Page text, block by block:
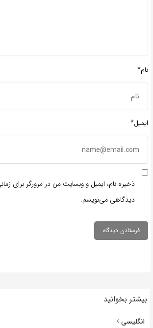
نام*
ایمیل*
ذخیره نام، ایمیل و وبسایت من در مرورگر برای
دیدگاهی می‌نویسم.
بیشتر بخوانید
انگلیسی